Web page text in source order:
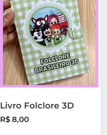
Livro Folclore 3D
R$ 8,00